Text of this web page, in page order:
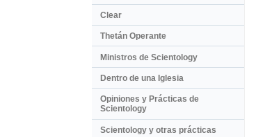
Clear
Thetán Operante
Ministros de Scientology
Dentro de una Iglesia
Opiniones y Prácticas de
Scientology
Scientology y otras prácticas